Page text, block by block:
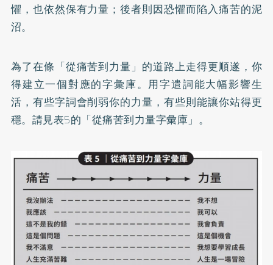
懼，也依然保有力量；後者則因恐懼而陷入痛苦的泥
沼。
為了在條「從痛苦到力量」的道路上走得更順遂，你
得建立一個對應的字彙庫。用字遣詞能大幅影響生
活，有些字詞會削弱你的力量，有些則能讓你站得更
穩。請見表5的「從痛苦到力量字彙庫」。